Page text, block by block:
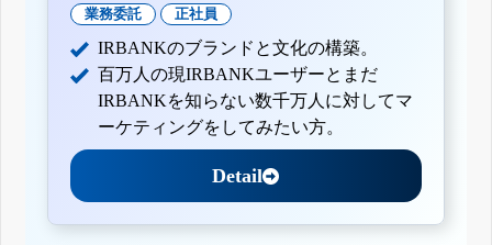
業務委託 正社員
IRBANKのブランドと文化の構築。
百万人の現IRBANKユーザーとまだ
IRBANKを知らない数千万人に対してマ
ーケティングをしてみたい方。
Detail